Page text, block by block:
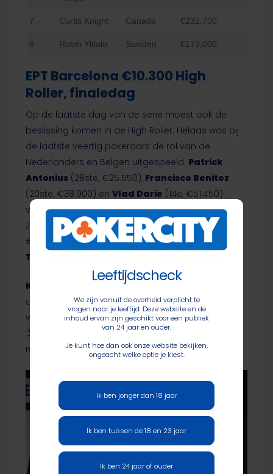
7 Curtis Knight Canada €232,700
8 Robin Ylitalo Sweden €179,000
EPT Barcelona €10.300 High
Roller, finaledag
Op de laatste dag van de serie moest ook de
beslissing komen in de High Roller. Helaas was bij
de laatste veertig pokeraars de rol van de
Nederlanders en Belgen uitgespeeld. Patrick
Antonius(28ste, €25.550), Francisco Benitez
(20ste, €38.900) en Vlad Darie (14e, €51.450)
vonden hun Waterloo richting de finaletafel. Daar
zette de Franse proAlexandre Reard(6e,
€184.950) een puike run neer.Vladas
Tamasaukas
Ka Kwan Lau
rekende al in de tweede hand van
de heads-up af metOuassini Mansouri
won het van K 8 middels board A 6
3
. Lau shipte voor een stevige €910.400, de
runner-up streek €568.750 op.
Leeftijdscheck
We zijn vanuit de overheid verplicht te
vragen naar je leeftijd. Deze website en de
inhoud ervan zijn geschikt voor een publiek
van 24 jaar en ouder.
Je kunt hoe dan ook onze website bekijken,
ongeacht welke optie je kiest.
Ik ben jonger dan 18 jaar
Ik ben tussen de 18 en 23 jaar
Ik ben 24 jaar of ouder